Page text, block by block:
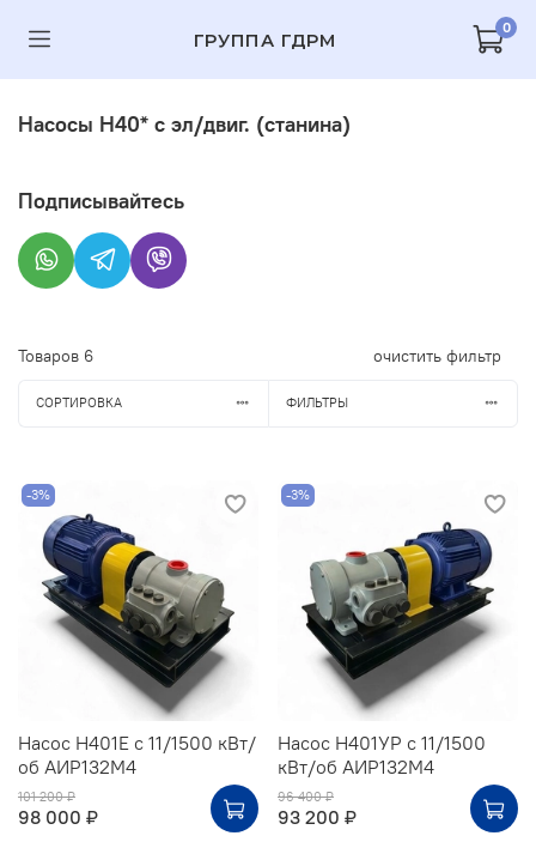
ГРУППА ГДРМ
0
Насосы Н40* c эл/двиг. (станина)
Товаров 6 очистить фильтр
СОРТИРОВКА ФИЛЬТРЫ
-3%
Насос Н401Е с 11/1500 кВт/
об АИР132М4
101 200 ₽
98 000 ₽
-3%
Насос Н401УР с 11/1500
кВт/об АИР132М4
96 400 ₽
93 200 ₽
Подписывайтесь